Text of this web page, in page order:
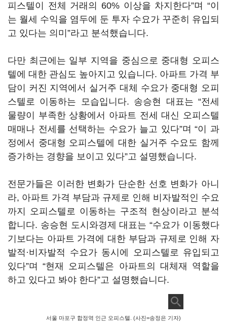
피스텔이 전체 거래의 60% 이상을 차지한다”며 “이
는 월세 수익을 염두에 둔 투자 수요가 꾸준히 유입되
고 있다는 의미”라고 분석했습니다.
다만 최근에는 일부 지역을 중심으로 중대형 오피스
텔에 대한 관심도 높아지고 있습니다. 아파트 가격 부
담이 커진 지역에서 실거주 대체 수요가 중대형 오피
스텔로 이동하는 모습입니다. 송승현 대표는 “전세
물량이 부족한 상황에서 아파트 전세 대신 오피스텔
매매나 전세를 선택하는 수요가 늘고 있다”며 “이 과
정에서 중대형 오피스텔에 대한 실거주 수요도 함께
증가하는 경향을 보이고 있다”고 설명했습니다.
전문가들은 이러한 변화가 단순한 선호 변화가 아니
라, 아파트 가격 부담과 규제로 인해 비자발적인 수요
까지 오피스텔로 이동하는 구조적 현상이라고 분석
합니다. 송승현 도시와경제 대표는 “수요가 이동했다
기보다는 아파트 가격에 대한 부담과 규제로 인해 자
발적·비자발적 수요가 동시에 오피스텔로 유입되고
있다”며 “현재 오피스텔은 아파트의 대체재 역할을
하고 있다고 봐야 한다”고 설명했습니다.
서울 마포구 합정역 인근 오피스텔. (사진=송정은 기자)